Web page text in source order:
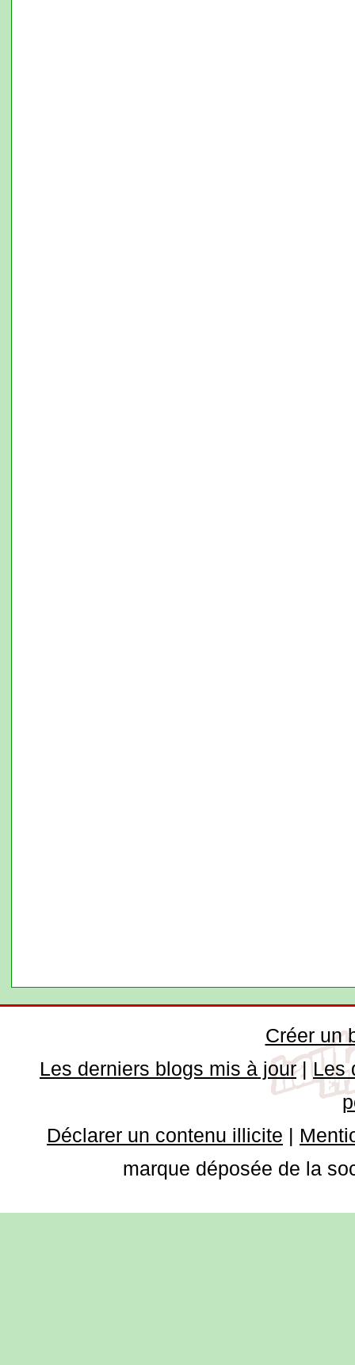
Créer un
Les derniers blogs mis à jour|Les
Déclarer un contenu illicite |
marque déposée de la